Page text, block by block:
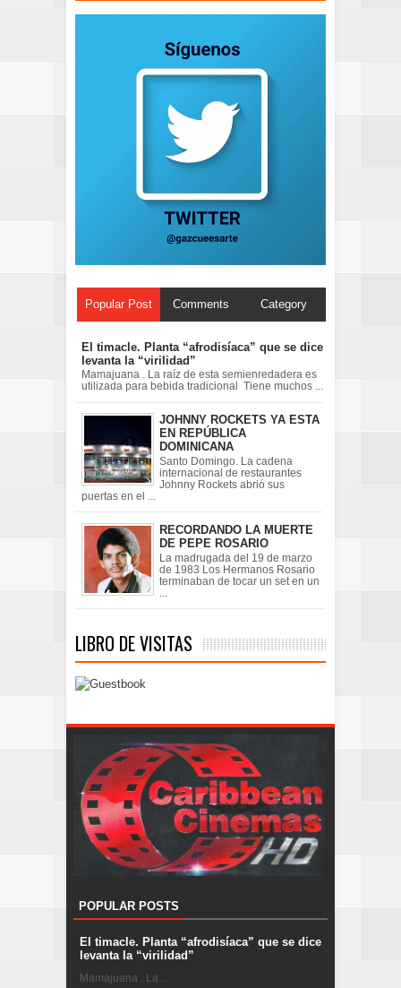
Popular Post Comments Category
El timacle. Planta “afrodisíaca” que se dice
levanta la “virilidad”
Mamajuana . La raíz de esta semienredadera es
utilizada para bebida tradicional Tiene muchos ...
JOHNNY ROCKETS YA ESTA
EN REPÚBLICA
DOMINICANA
Santo Domingo. La cadena
internacional de restaurantes
Johnny Rockets abrió sus
puertas en el ...
RECORDANDO LA MUERTE
DE PEPE ROSARIO
La madrugada del 19 de marzo
de 1983 Los Hermanos Rosario
terminaban de tocar un set en un
LIBRO DE VISITAS
POPULAR POSTS
El timacle. Planta “afrodisíaca” que se dice
levanta la “virilidad”
Mamajuana . La ...